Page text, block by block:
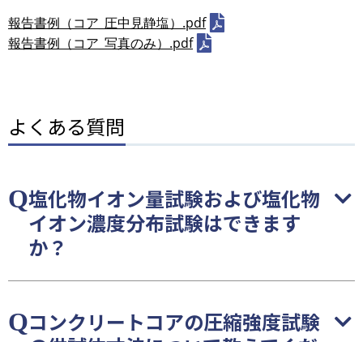
報告書例（コア_圧中見静塩）.pdf
報告書例（コア_写真のみ）.pdf
よくある質問
塩化物イオン量試験および塩化物
イオン濃度分布試験はできます
か？
コンクリートコアの圧縮強度試験